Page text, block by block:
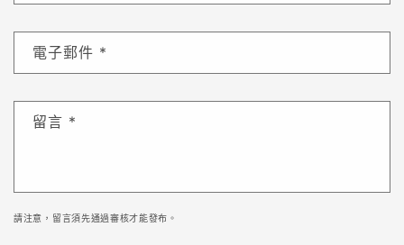
電子郵件 *
留言 *
請注意，留言須先通過審核才能發布。